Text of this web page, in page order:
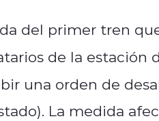
del primer tren
de la estación
una orden de
La medida